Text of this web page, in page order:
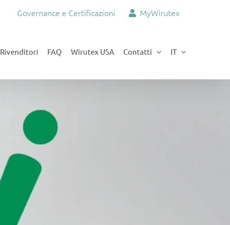
Governance e Certificazioni MyWirutex
Rivenditori FAQ Wirutex USA Contatti IT